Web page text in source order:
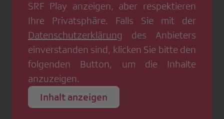
SRF Play anzeigen, aber respektieren
Ihre Privatsphäre. Falls Sie mit der
Datenschutzerklärung des Anbieters
einverstanden sind, klicken Sie bitte den
folgenden Button, um die Inhalte
anzuzeigen.
Inhalt anzeigen